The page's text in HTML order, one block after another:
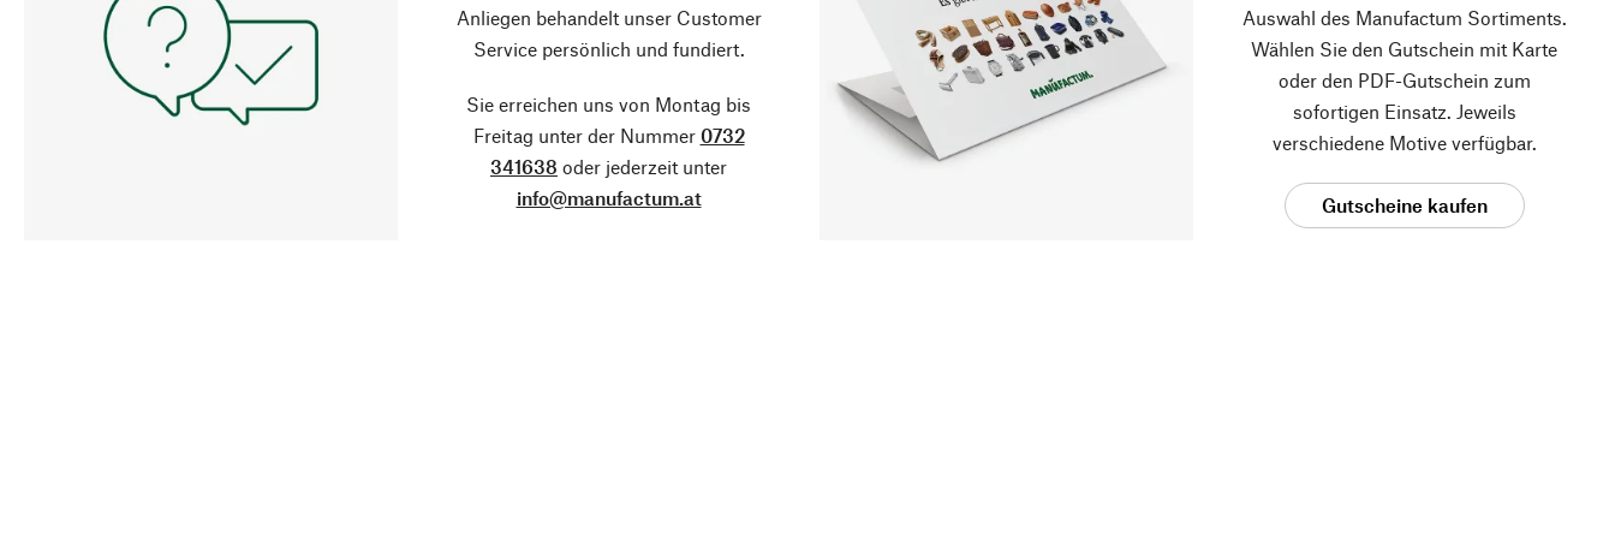
Anliegen behandelt unser Customer
Service persönlich und fundiert.
Sie erreichen uns von Montag bis
Freitag unter der Nummer 0732
341638 oder jederzeit unter
info@manufactum.at
Auswahl des Manufactum Sortiments.
Wählen Sie den Gutschein mit Karte
oder den PDF-Gutschein zum
sofortigen Einsatz. Jeweils
verschiedene Motive verfügbar.
Gutscheine kaufen